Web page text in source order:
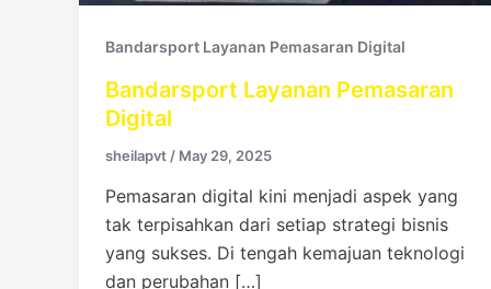
Bandarsport Layanan Pemasaran Digital
Bandarsport Layanan Pemasaran
Digital
sheilapvt / May 29, 2025
Pemasaran digital kini menjadi aspek yang
tak terpisahkan dari setiap strategi bisnis
yang sukses. Di tengah kemajuan teknologi
dan perubahan […]